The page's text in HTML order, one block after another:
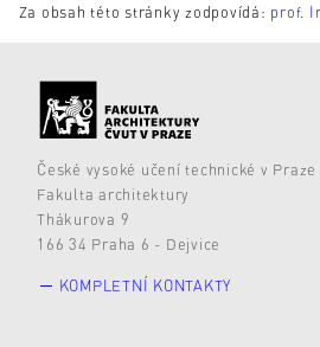
Za obsah této stránky zodpovídá: prof.
České vysoké učení technické v Praze
Fakulta architektury
Thákurova 9
166 34 Praha 6 - Dejvice
KOMPLETNÍ KONTAKTY